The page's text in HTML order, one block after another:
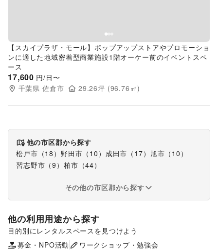
【スカイプラザ・モール】ポップアップストアやプロモーショ
ンに適した地域密着型商業施設1階オーケー前のイベントスペ
ース
17,600 円/日〜
千葉県 佐倉市 29.26坪 (96.76 ㎡)
他の市区郡から探す
松戸市 （18 ） 野田市 （ 10 ） 成田市 （ 17） 旭市 （ 10 ）
習志野市 （9 ） 柏市 （44）
その他の市区郡から探す
他の利用用途から探す
目的別にレンタルスペースを見つけよう
ポップアップストア
食品販売
販促イベント 展示会・個展
募金・NPO活動 ワークショップ・勉強会